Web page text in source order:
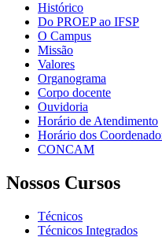
Histórico
Do PROEP ao IFSP
O Campus
Missão
Valores
Organograma
Corpo docente
Ouvidoria
Horário de Atendimento
Horário dos
CONCAM
Nossos Cursos
Técnicos
Técnicos Integrados